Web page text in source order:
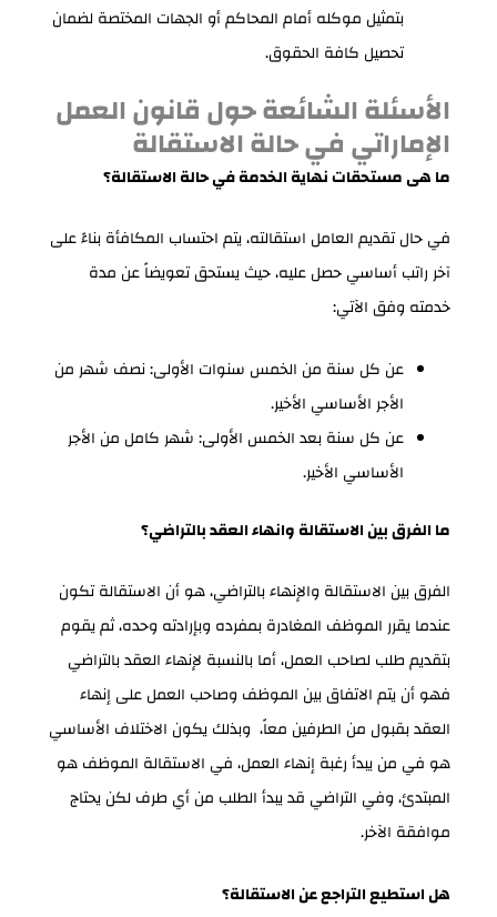
بتمثيل موكله أمام المحاكم أو الجهات المختصة لضمان
تحصيل كافة الحقوق.
الأسئلة الشائعة حول قانون العمل
الإماراتي في حالة الاستقالة
ما هى مستحقات نهاية الخدمة في حالة الاستقالة؟
في حال تقديم العامل استقالته، يتم احتساب المكافأة بناءً على
آخر راتب أساسي حصل عليه، حيث يستحق تعويضاً عن مدة
خدمته وفق الآتي:
عن كل سنة من الخمس سنوات الأولى: نصف شهر من
الأجر الأساسي الأخير.
عن كل سنة بعد الخمس الأولى: شهر كامل من الأجر
الأساسي الأخير.
ما الفرق بين الاستقالة وانهاء العقد بالتراضي؟
الفرق بين الاستقالة والإنهاء بالتراضي، هو أن الاستقالة تكون
عندما يقرر الموظف المغادرة بمفرده وبإرادته وحده، ثم يقوم
بتقديم طلب لصاحب العمل، أما بالنسبة لإنهاء العقد بالتراضي
فهو أن يتم الاتفاق بين الموظف وصاحب العمل على إنهاء
العقد بقبول من الطرفين معاً، وبذلك يكون الاختلاف الأساسي
هو في من يبدأ رغبة إنهاء العمل، في الاستقالة الموظف هو
المبتدئ، وفي التراضي قد يبدأ الطلب من أي طرف لكن يحتاج
موافقة الآخر.
هل استطيع التراجع عن الاستقالة؟